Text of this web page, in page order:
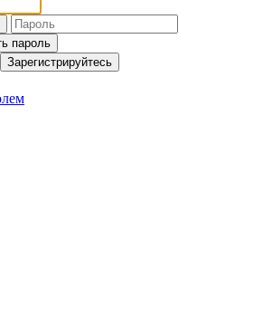
пароль
Зарегистрируйтесь